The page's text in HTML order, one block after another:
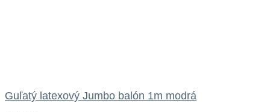
Guľatý latexový Jumbo balón 1m modrá